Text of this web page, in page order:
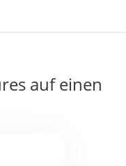
auf einen